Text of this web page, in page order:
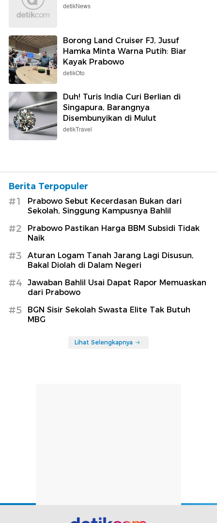
detikNews
Borong Land Cruiser FJ, Jusuf
Hamka Minta Warna Putih: Biar
Kayak Prabowo
detikOto
Duh! Turis India Curi Berlian di
Singapura, Barangnya
Disembunyikan di Mulut
detikTravel
Berita Terpopuler
#1
Prabowo Sebut Kecerdasan Bukan dari
Sekolah, Singgung Kampusnya Bahlil
#2
Prabowo Pastikan Harga BBM Subsidi Tidak
Naik
#3
Aturan Logam Tanah Jarang Lagi Disusun,
Bakal Diolah di Dalam Negeri
#4
Jawaban Bahlil Usai Dapat Rapor Memuaskan
dari Prabowo
#5
BGN Sisir Sekolah Swasta Elite Tak Butuh
MBG
Lihat Selengkapnya